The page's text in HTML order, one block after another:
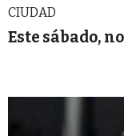
CIUDAD
Este sábado,